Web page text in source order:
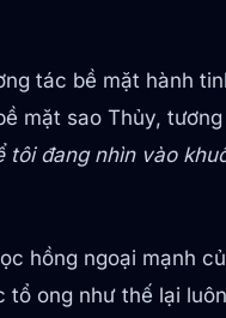
tác bề mặt hành
mặt sao Thủy,
đang nhìn vào
hồng ngoại mạnh
ong như thế lại